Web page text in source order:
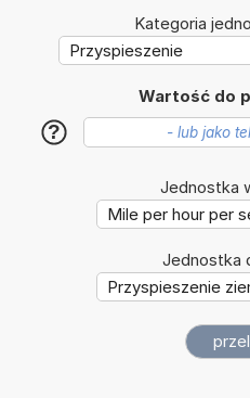
Kategoria
Wartość do
?
Jednostka
Jednostka